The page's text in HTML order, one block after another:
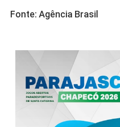
Fonte: Agência Brasil